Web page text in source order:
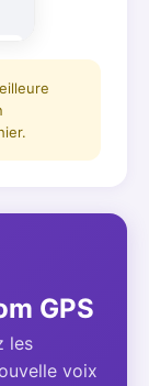
GPS
les
voix